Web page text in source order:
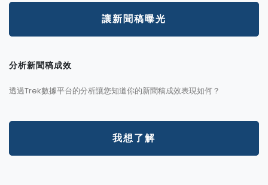
讓新聞稿曝光
分析新聞稿成效
透過Trek數據平台的分析讓您知道你的新聞稿成效表現如何？
我想了解